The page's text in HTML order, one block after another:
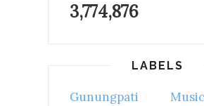
3,774,876
LABELS
Gunungpati